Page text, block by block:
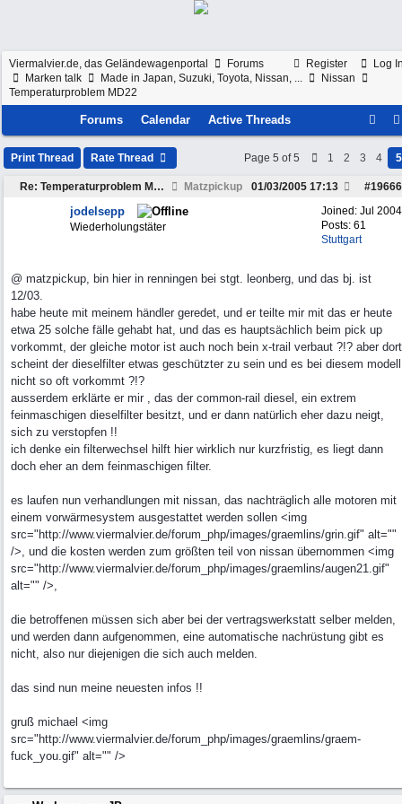
Register Log
Viermalvier.de, das Geländewagenportal
Forums
Marken talk
Made in Japan, Suzuki, Toyota, Nissan, ...
Nissan
Temperaturproblem MD22
Forums Calendar Active Threads
Print Thread Rate Thread Page 5 of 5 1 2 3 4 5
Re: Temperaturproblem MD22 Matzpickup #19666
01/03/2005 17:13
Joined: Jul 2004
Posts: 61
Stuttgart
jodelsepp
Wiederholungstäter
@ matzpickup, bin hier in renningen bei stgt. leonberg, und das bj. ist
12/03.
habe heute mit meinem händler geredet, und er teilte mir mit das er heute
etwa 25 solche fälle gehabt hat, und das es hauptsächlich beim pick up
vorkommt, der gleiche motor ist auch noch bein x-trail verbaut ?!? aber dort
scheint der dieselfilter etwas geschützter zu sein und es bei diesem modell
nicht so oft vorkommt ?!?
ausserdem erklärte er mir , das der common-rail diesel, ein extrem
feinmaschigen dieselfilter besitzt, und er dann natürlich eher dazu neigt,
sich zu verstopfen !!
ich denke ein filterwechsel hilft hier wirklich nur kurzfristig, es liegt dann
doch eher an dem feinmaschigen filter.
es laufen nun verhandlungen mit nissan, das nachträglich alle motoren mit
einem vorwärmesystem ausgestattet werden sollen <img
src="http://www.viermalvier.de/forum_php/images/graemlins/grin.gif" alt=""
/>, und die kosten werden zum größten teil von nissan übernommen <img
src="http://www.viermalvier.de/forum_php/images/graemlins/augen21.gif"
alt="" />,
die betroffenen müssen sich aber bei der vertragswerkstatt selber melden,
und werden dann aufgenommen, eine automatische nachrüstung gibt es
nicht, also nur diejenigen die sich auch melden.
das sind nun meine neuesten infos !!
gruß michael <img
src="http://www.viermalvier.de/forum_php/images/graemlins/graem-
fuck_you.gif" alt="" />